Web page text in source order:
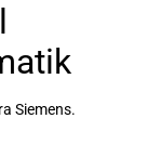
Siemens.